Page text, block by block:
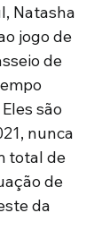
Natasha
jogo de
de
são
nunca
total de
de
da